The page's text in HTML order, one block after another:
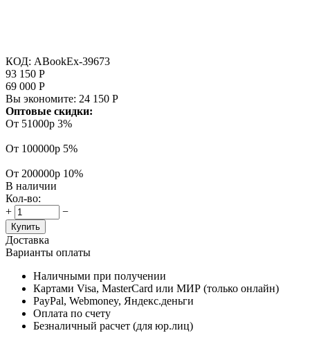
КОД: ABookEx-39673
93 150 Р
69 000 Р
Вы экономите: 24 150 Р
Оптовые скидки:
От 51000р 3%
От 100000р 5%
От 200000р 10%
В наличии
Кол-во:
+
−
Купить
Доставка
Варианты оплаты
Наличными при получении
Картами Visa, MasterCard или МИР (только онлайн)
PayPal, Webmoney, Яндекс.деньги
Оплата по счету
Безналичный расчет (для юр.лиц)